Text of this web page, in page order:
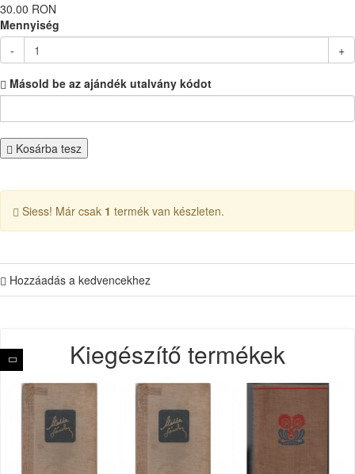
30.00 RON
Mennyiség
-
+
Másold be az ajándék utalvány kódot
Kosárba tesz
Siess! Már csak 1 termék van készleten.
Hozzáadás a kedvencekhez
Kiegészítő termékek